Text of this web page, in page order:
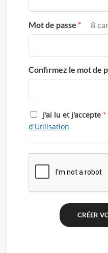
Mot de passe * 8
Confirmez le mot de
J'ai lu et j'accepte *
d'Utilisation